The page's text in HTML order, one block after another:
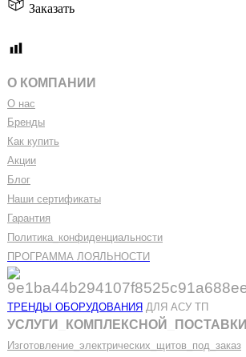
Заказать
О КОМПАНИИ
О нас
Бренды
Как купить
Акции
Блог
Наши сертификаты
Гарантия
Политика конфиденциальности
ПРОГРАММА ЛОЯЛЬНОСТИ
ТРЕНДЫ ОБОРУДОВАНИЯ ДЛЯ АСУ ТП
УСЛУГИ КОМПЛЕКСНОЙ ПОСТАВКИ
Изготовление электрических щитов под заказ